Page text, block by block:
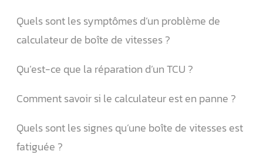
Quels sont les symptômes d’un problème de
calculateur de boîte de vitesses ?
Qu’est-ce que la réparation d’un TCU ?
Comment savoir si le calculateur est en panne ?
Quels sont les signes qu’une boîte de vitesses est
fatiguée ?